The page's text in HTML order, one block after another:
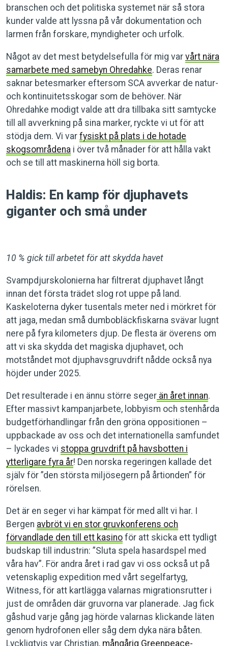
branschen och det politiska systemet när så stora
kunder valde att lyssna på vår dokumentation och
larmen från forskare, myndigheter och urfolk.
Något av det mest betydelsefulla för mig var vårt nära
samarbete med samebyn Ohredahke. Deras renar
saknar betesmarker eftersom SCA avverkar de natur-
och kontinuitetsskogar som de behöver. När
Ohredahke modigt valde att dra tillbaka sitt samtycke
till all avverkning på sina marker, ryckte vi ut för att
stödja dem. Vi var fysiskt på plats i de hotade
skogsområdena i över två månader för att hålla vakt
och se till att maskinerna höll sig borta.
Haldis: En kamp för djuphavets
giganter och små under
10 % gick till arbetet för att skydda havet
Svampdjurskolonierna har filtrerat djuphavet långt
innan det första trädet slog rot uppe på land.
Kaskeloterna dyker tusentals meter ned i mörkret för
att jaga, medan små dumbobläckfiskarna svävar lugnt
nere på fyra kilometers djup. De flesta är överens om
att vi ska skydda det magiska djuphavet, och
motståndet mot djuphavsgruvdrift nådde också nya
höjder under 2025.
Det resulterade i en ännu större seger än året innan.
Efter massivt kampanjarbete, lobbyism och stenhårda
budgetförhandlingar från den gröna oppositionen –
uppbackade av oss och det internationella samfundet
– lyckades vi stoppa gruvdrift på havsbotten i
ytterligare fyra år! Den norska regeringen kallade det
själv för ”den största miljösegern på årtionden” för
rörelsen.
Det är en seger vi har kämpat för med allt vi har. I
Bergen avbröt vi en stor gruvkonferens och
förvandlade den till ett kasino för att skicka ett tydligt
budskap till industrin: ”Sluta spela hasardspel med
våra hav”. För andra året i rad gav vi oss också ut på
vetenskaplig expedition med vårt segelfartyg,
Witness, för att kartlägga valarnas migrationsrutter i
just de områden där gruvorna var planerade. Jag fick
gåshud varje gång jag hörde valarnas klickande läten
genom hydrofonen eller såg dem dyka nära båten.
Lyckligtvis var Christian, mångårig Greenpeace-